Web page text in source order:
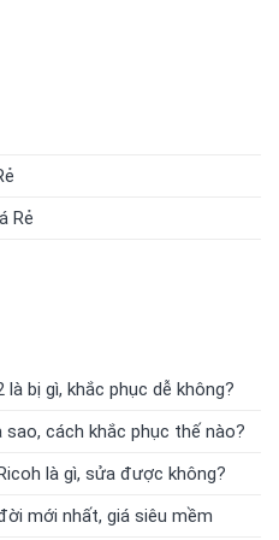
Rẻ
là bị gì, khắc phục dễ không?
cách khắc phục thế nào?
là gì, sửa được không?
mới nhất, giá siêu mềm